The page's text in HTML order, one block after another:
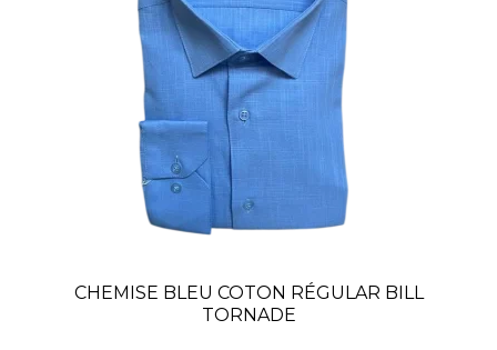
CHEMISE BLEU COTON RÉGULAR BILL
TORNADE